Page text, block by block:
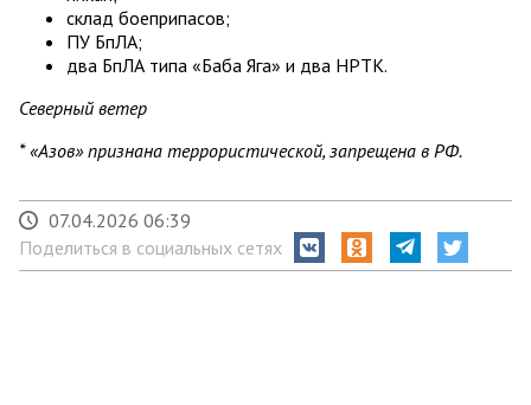
склад боеприпасов;
ПУ БпЛА;
два БпЛА типа «Баба Яга» и два НРТК.
Северный ветер
* «Азов» признана террористической, запрещена в РФ.
07.04.2026 06:39
Поделиться в социальных сетях